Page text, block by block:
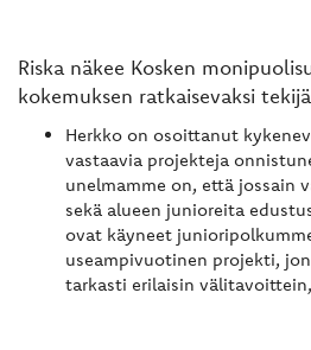
Riska näkee Kosken
kokemuksen ratkaisevaksi
Herkko on osoittanut
vastaavia projekteja
unelmamme on, että jossain
sekä alueen junioreita
ovat käyneet
useampivuotinen projekti,
tarkasti erilaisin